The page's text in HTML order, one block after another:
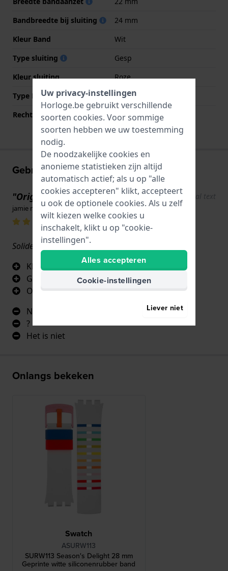
Bandbreedte bij sluiting
24 mm
Kleur Band
Wit
Type sluiting
Gesp
Kleur sluiting
Roze
Type Bevestiging
Stalen pennen
Rechte aanzet
Nee
Gebruikerservaringen
"Origineel stuk dat de re" Show original text
jamie mccrae · 17 juni 2022
Solide met stijl
Kleur
Gemak van verandering
Originaliteit
No aguntan
?
Het is niet
Onlangs bekeken
Swatch
ASURW113
SURW113 Season's Delight 28 mm
Geprinte witte siliconenrubber band
Uw privacy-instellingen
Horloge.be gebruikt verschillende
soorten cookies. Voor sommige
soorten hebben we uw toestemming
nodig.
De noodzakelijke cookies en
anonieme statistieken zijn altijd
automatisch actief; als u op "alle
cookies accepteren" klikt, accepteert
u ook de optionele cookies. Als u zelf
wilt kiezen welke cookies u
inschakelt, klikt u op "cookie-
instellingen".
Alles accepteren
Cookie-instellingen
Liever niet